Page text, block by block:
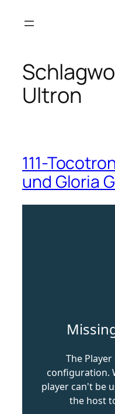
Inhalt
Ultron
111-
und Gloria